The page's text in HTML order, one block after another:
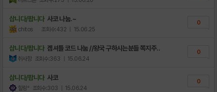
삽니다/팝니다 사코 나눔.~
chitos 조회수:432 | 15.06.25
0
삽니다/팝니다 겜셔틀 코드 나눔 //왕국 구하시는분들 쪽지주..
취사항 조회수:363 | 15.06.24
0
삽니다/팝니다 사코
힐링° 조회수:303 | 15.06.24
0